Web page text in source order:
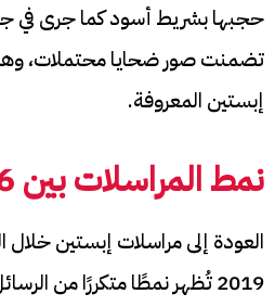
حجبها بشريط أسود كما جرى في
تضمنت صور ضحايا محتملات،
إبستين المعروفة.
نمط المراسلات بين 2016 و 2019
2019 تُظهر نمطًا متكررًا من الرسائل التي تتناول: